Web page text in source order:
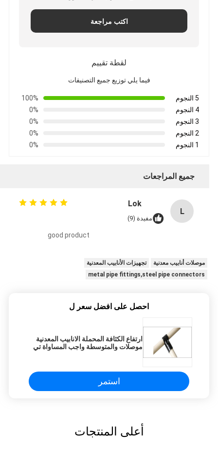
اكتب مراجعة
لقطة تقييم
فيما يلي توزيع جميع التصنيفات
5 النجوم
100%
4 النجوم
0%
3 النجوم
0%
2 النجوم
0%
1 النجوم
0%
جميع المراجعات
L
Lok
مفيدة (9)
good product
موصلات أنابيب معدنية
تجهيزات الأنابيب المعدنية
metal pipe fittings,steel pipe connectors
احصل على افضل سعر ل
ارتفاع الكثافة المحملة الانابيب المعدنية
موصلات والمتوسطة واجب المساواة تي
استمر
أعلى المنتجات